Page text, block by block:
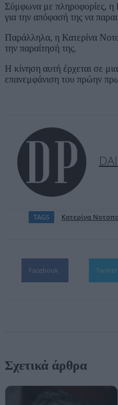
Σύμφωνα με πληροφορίες, η
για την απόφασή της να
Παράλληλα, η Κατερίνα
την παραίτησή της.
Η κίνηση αυτή έρχεται σε
επανεμφάνιση του πρώην
TAGS Κατερίνα
Facebook Twitter
Σχετικά άρθρα